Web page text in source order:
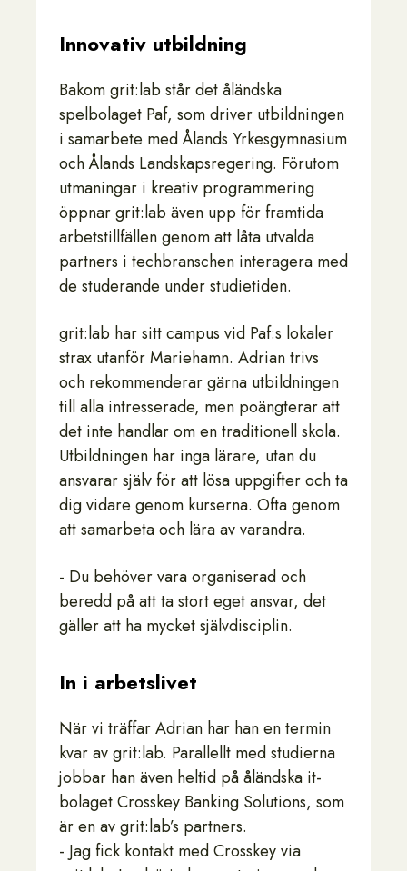
Innovativ utbildning
Bakom grit:lab står det åländska
spelbolaget Paf, som driver utbildningen
i samarbete med Ålands Yrkesgymnasium
och Ålands Landskapsregering. Förutom
utmaningar i kreativ programmering
öppnar grit:lab även upp för framtida
arbetstillfällen genom att låta utvalda
partners i techbranschen interagera med
de studerande under studietiden.
grit:lab har sitt campus vid Paf:s lokaler
strax utanför Mariehamn. Adrian trivs
och rekommenderar gärna utbildningen
till alla intresserade, men poängterar att
det inte handlar om en traditionell skola.
Utbildningen har inga lärare, utan du
ansvarar själv för att lösa uppgifter och ta
dig vidare genom kurserna. Ofta genom
att samarbeta och lära av varandra.
- Du behöver vara organiserad och
beredd på att ta stort eget ansvar, det
gäller att ha mycket självdisciplin.
In i arbetslivet
När vi träffar Adrian har han en termin
kvar av grit:lab. Parallellt med studierna
jobbar han även heltid på åländska it-
bolaget Crosskey Banking Solutions, som
är en av grit:lab’s partners.
- Jag fick kontakt med Crosskey via